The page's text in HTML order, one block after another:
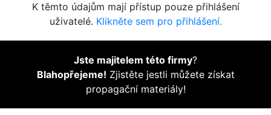
K těmto údajům mají přístup pouze přihlášení
uživatelé. Klikněte sem pro přihlášení.
Jste majitelem této firmy?
Blahopřejeme! Zjistěte jestli můžete získat
propagační materiály!